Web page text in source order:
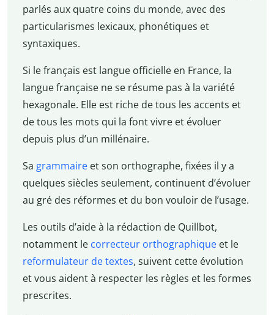
parlés aux quatre coins du monde, avec des
particularismes lexicaux, phonétiques et
syntaxiques.
Si le français est langue officielle en France, la
langue française ne se résume pas à la variété
hexagonale. Elle est riche de tous les accents et
de tous les mots qui la font vivre et évoluer
depuis plus d’un millénaire.
Sa grammaireet son orthographe, fixées il y a
quelques siècles seulement, continuent d’évoluer
au gré des réformes et du bon vouloir de l’usage.
Les outils d’aide à la rédaction de Quillbot,
notamment le correcteur orthographiqueet le
reformulateur de textes, suivent cette évolution
et vous aident à respecter les règles et les formes
prescrites.